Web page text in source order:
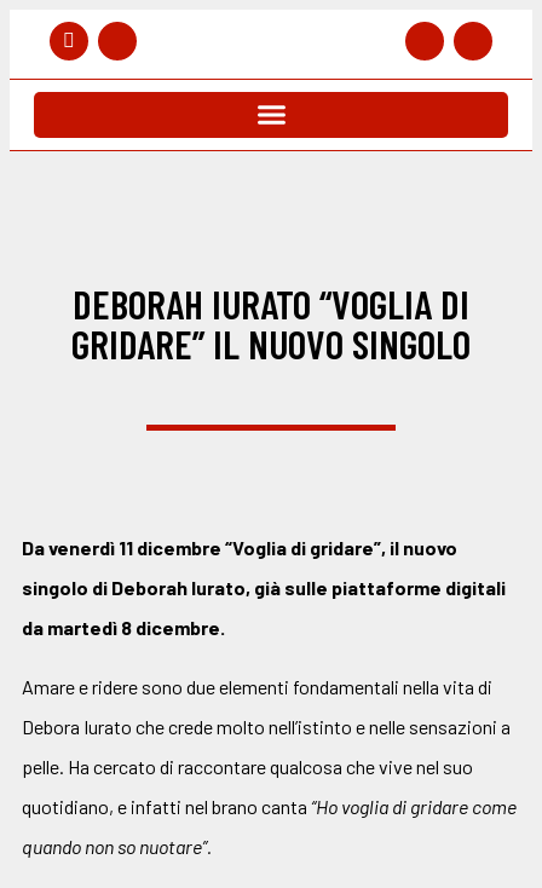
DEBORAH IURATO “VOGLIA DI
GRIDARE” IL NUOVO SINGOLO
Da venerdì 11 dicembre “Voglia di gridare”, il nuovo
singolo di Deborah Iurato, già sulle piattaforme digitali
da martedì 8 dicembre.
Amare e ridere sono due elementi fondamentali nella vita di
Debora Iurato che crede molto nell’istinto e nelle sensazioni a
pelle. Ha cercato di raccontare qualcosa che vive nel suo
quotidiano, e infatti nel brano canta “Ho voglia di gridare come
quando non so nuotare”.